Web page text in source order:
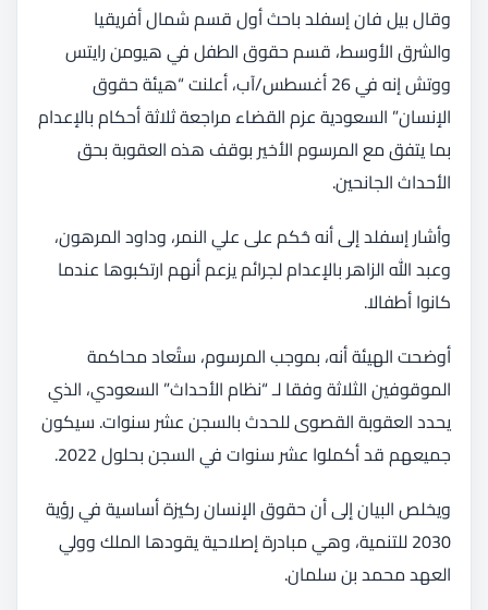
وقال بيل فان إسفلد باحث أول قسم شمال أفريقيا
والشرق الأوسط، قسم حقوق الطفل في هيومن رايتس
ووتش إنه في 26 أغسطس/آب، أعلنت “هيئة حقوق
الإنسان” السعودية عزم القضاء مراجعة ثلاثة أحكام بالإعدام
بما يتفق مع المرسوم الأخير بوقف هذه العقوبة بحق
الأحداث الجانحين.
وأشار إسفلد إلى أنه حُكم على علي النمر، وداود المرهون،
وعبد الله الزاهر بالإعدام لجرائم يزعم أنهم ارتكبوها عندما
كانوا أطفالا.
أوضحت الهيئة أنه، بموجب المرسوم، ستُعاد محاكمة
الموقوفين الثلاثة وفقا لـ “نظام الأحداث” السعودي، الذي
يحدد العقوبة القصوى للحدث بالسجن عشر سنوات. سيكون
جميعهم قد أكملوا عشر سنوات في السجن بحلول 2022.
ويخلص البيان إلى أن حقوق الإنسان ركيزة أساسية في رؤية
2030 للتنمية، وهي مبادرة إصلاحية يقودها الملك وولي
العهد محمد بن سلمان.